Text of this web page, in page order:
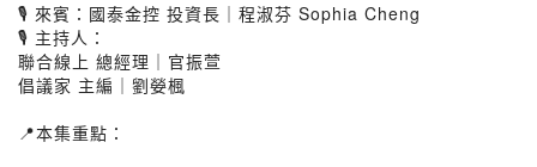
🎙️ 來賓：國泰金控 投資長｜程淑芬 Sophia Cheng
🎙️ 主持人：
聯合線上 總經理｜官振萱
倡議家 主編｜劉嫈楓
📍本集重點：